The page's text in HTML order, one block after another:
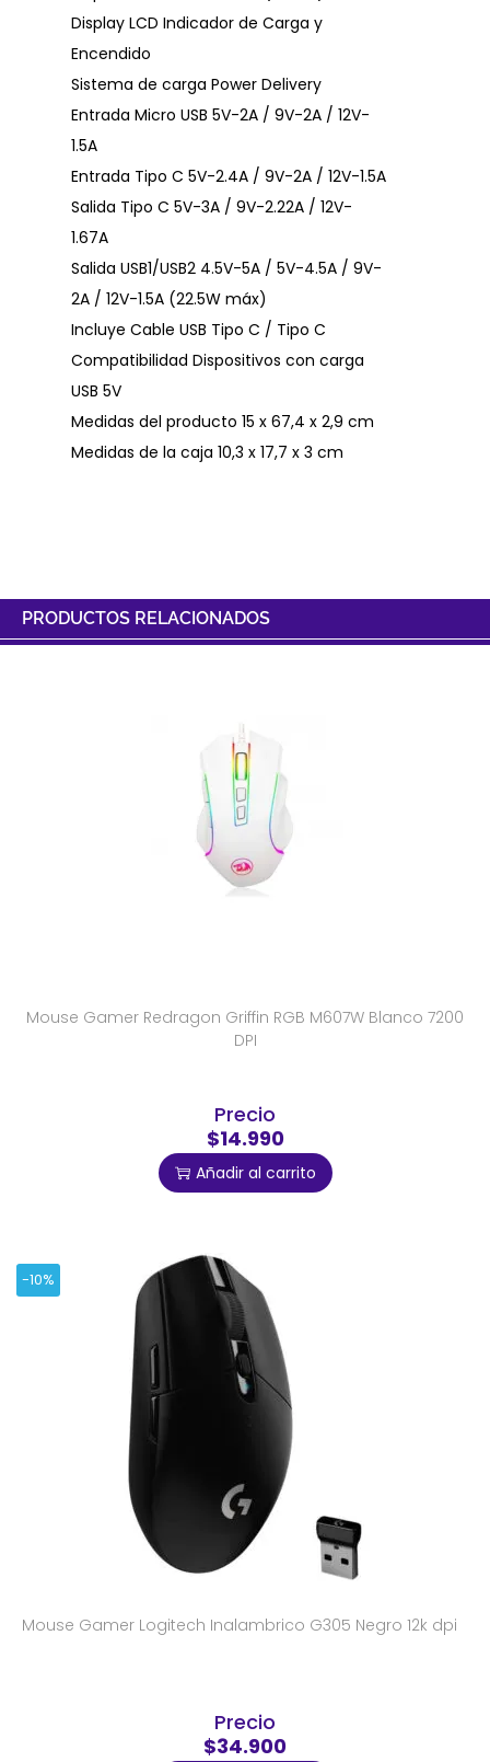
Display LCD Indicador de Carga y
Encendido
Sistema de carga Power Delivery
Entrada Micro USB 5V-2A / 9V-2A / 12V-
1.5A
Entrada Tipo C 5V-2.4A / 9V-2A / 12V-1.5A
Salida Tipo C 5V-3A / 9V-2.22A / 12V-
1.67A
Salida USB1/USB2 4.5V-5A / 5V-4.5A / 9V-
2A / 12V-1.5A (22.5W máx)
Incluye Cable USB Tipo C / Tipo C
Compatibilidad Dispositivos con carga
USB 5V
Medidas del producto 15 x 67,4 x 2,9 cm
Medidas de la caja 10,3 x 17,7 x 3 cm
PRODUCTOS RELACIONADOS
Mouse Gamer Redragon Griffin RGB M607W Blanco 7200
DPI
Precio
$14.990
Añadir al carrito
-10%
Mouse Gamer Logitech Inalambrico G305 Negro 12k dpi
Precio
$34.900